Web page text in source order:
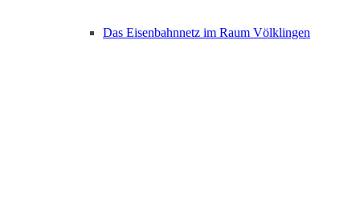
Das Eisenbahnnetz im Raum Völklingen